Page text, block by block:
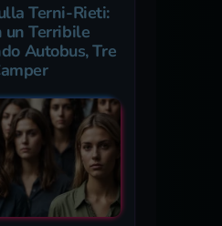
Terni-Rieti:
un Terribile
Autobus, Tre